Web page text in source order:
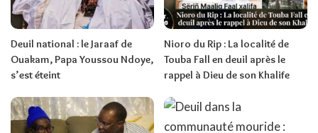
Deuil national : le Jaraaf de
Ouakam, Papa Youssou Ndoye,
s’est éteint
Nioro du Rip : La localité de
Touba Fall en deuil après le
rappel à Dieu de son Khalife